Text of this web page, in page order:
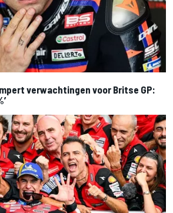
verwachtingen voor Britse GP: